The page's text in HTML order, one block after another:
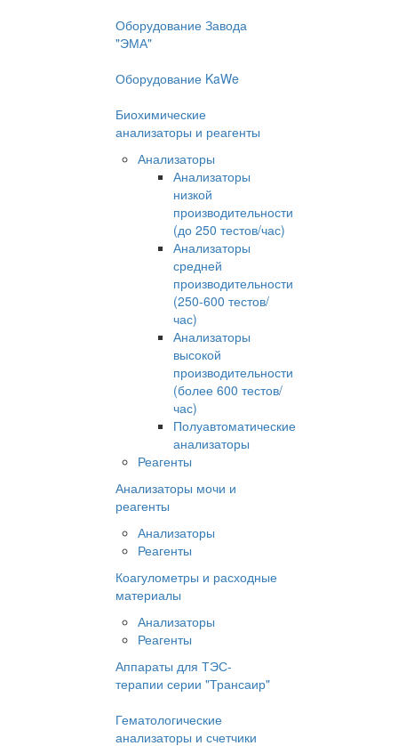
Оборудование Завода
"ЭМА"
Оборудование KaWe
Биохимические
анализаторы и реагенты
Анализаторы
Анализаторы
низкой
производительности
(до 250 тестов/час)
Анализаторы
средней
производительности
(250-600 тестов/
час)
Анализаторы
высокой
производительности
(более 600 тестов/
час)
Полуавтоматические
анализаторы
Реагенты
Анализаторы мочи и
реагенты
Анализаторы
Реагенты
Коагулометры и расходные
материалы
Анализаторы
Реагенты
Аппараты для ТЭС-
терапии серии "Трансаир"
Гематологические
анализаторы и счетчики